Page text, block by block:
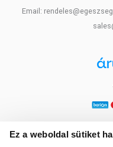
Ez a weboldal sütiket
Email: